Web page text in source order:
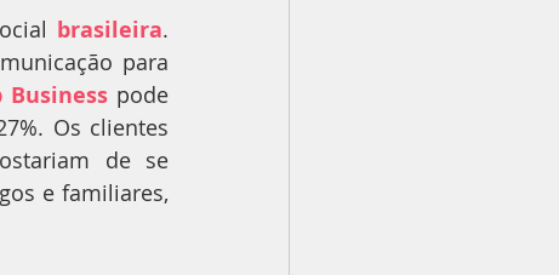
brasileira.
para
Business pode
Os clientes
de se
e familiares,